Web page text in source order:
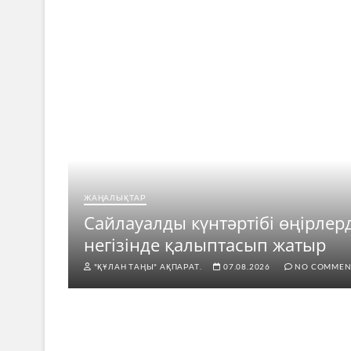
ЖАҢАЛЫҚТАР
Сайлауалды күнтәртібі
негізінде қалыптасып жатыр
"ҚҰЛАН ТАҢЫ" АҚПАРАТ. 07.08.2026 NO